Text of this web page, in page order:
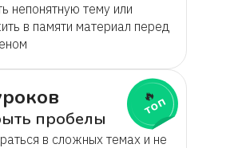
непонятную тему или
в памяти материал перед
пробелы
в сложных темах и не
🔥
топ